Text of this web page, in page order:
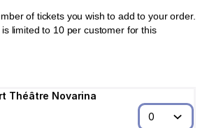
of tickets you wish to add to your order.
limited to 10 per customer for this
Théâtre Novarina